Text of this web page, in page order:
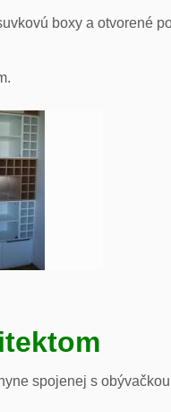
boxy a otvorené
spojenej s